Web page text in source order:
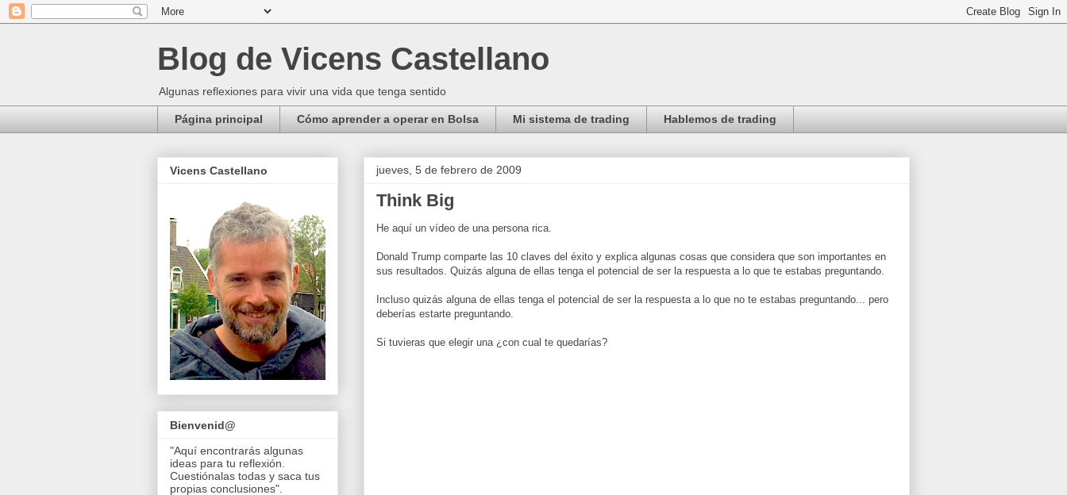
Blog de Vicens Castellano
Algunas reflexiones para vivir una vida que tenga sentido
Página principal Cómo aprender a operar en Bolsa Mi sistema de trading Hablemos de trading
jueves, 5 de febrero de 2009
Think Big
He aquí un vídeo de una persona rica.
Donald Trump comparte las 10 claves del éxito y explica algunas cosas que considera que son importantes en
sus resultados. Quizás alguna de ellas tenga el potencial de ser la respuesta a lo que te estabas preguntando.
Incluso quizás alguna de ellas tenga el potencial de ser la respuesta a lo que no te estabas preguntando... pero
deberías estarte preguntando.
Si tuvieras que elegir una ¿con cual te quedarías?
Vicens Castellano
Bienvenid@
"Aquí encontrarás algunas
ideas para tu reflexión.
Cuestiónalas todas y saca tus
propias conclusiones".